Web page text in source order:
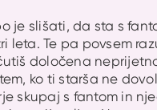
je slišati, da sta s
leta. Te pa povsem
določena
ko ti starša ne
skupaj s fantom in